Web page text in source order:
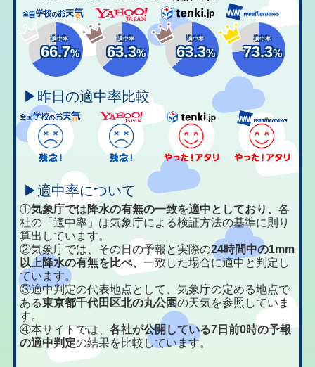
適中率
66.7%
適中率
63.3%
適中率
63.3%
適中率
73.3%
▶昨日の適中率比較
▶適中率について
①気象庁では降水の有無の一致を適中としており、各
社の「適中率」は気象庁による検証方法の基準に則り
算出しています。
②気象庁では、その日の予報と実際の24時間中の1mm
以上降水の有無を比べ、一致した場合に適中と判定し
ています。
③適中判定の代表地点として、気象庁の定める地点で
ある東京都千代田区北の丸公園の天気を参照していま
す。
④本サイトでは、各社が公開している7日前0時の予報
の適中判定の結果を比較しています。